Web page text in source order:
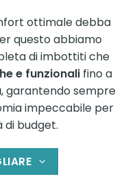
ottimale debba
questo abbiamo
di imbottiti che
e funzionalifino a
, garantendo sempre
impeccabile per
di budget.